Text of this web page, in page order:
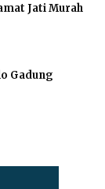
Jati Murah
Gadung